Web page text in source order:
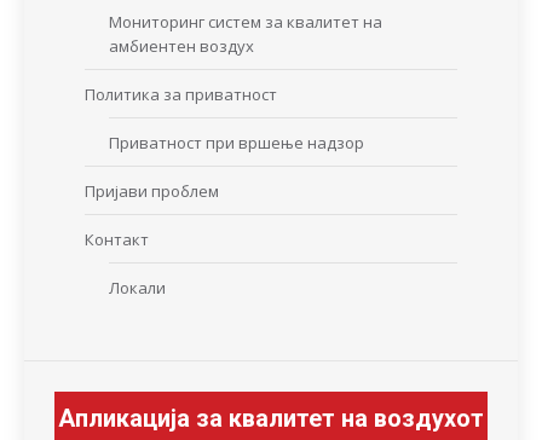
Мониторинг систем за квалитет на
амбиентен воздух
Политика за приватност
Приватност при вршење надзор
Пријави проблем
Контакт
Локали
Апликација за квалитет на воздухот